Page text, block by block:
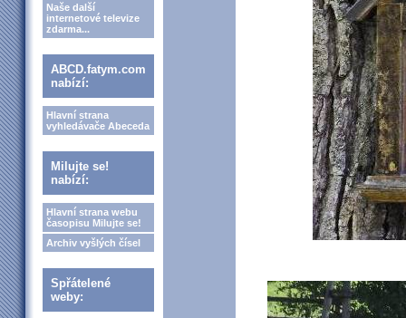
Naše další
internetové televize
zdarma...
ABCD.fatym.com
nabízí:
Hlavní strana
vyhledávače Abeceda
Milujte se!
nabízí:
Hlavní strana webu
časopisu Milujte se!
Archiv vyšlých čísel
Spřátelené
weby: